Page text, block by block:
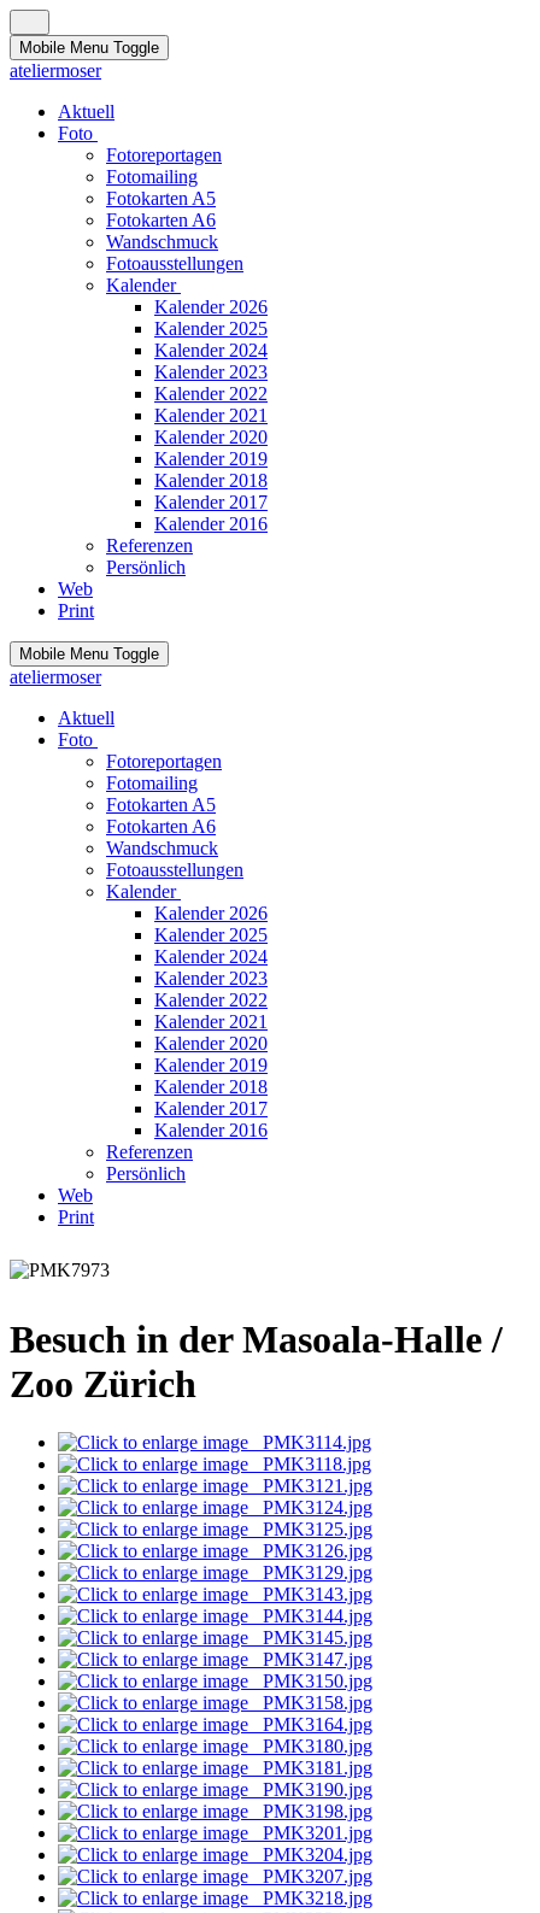
Mobile Menu Toggle
ateliermoser
Aktuell
Foto
Fotoreportagen
Fotomailing
Fotokarten A5
Fotokarten A6
Wandschmuck
Fotoausstellungen
Kalender
Kalender 2026
Kalender 2025
Kalender 2024
Kalender 2023
Kalender 2022
Kalender 2021
Kalender 2020
Kalender 2019
Kalender 2018
Kalender 2017
Kalender 2016
Referenzen
Persönlich
Web
Print
Mobile Menu Toggle
ateliermoser
Aktuell
Foto
Fotoreportagen
Fotomailing
Fotokarten A5
Fotokarten A6
Wandschmuck
Fotoausstellungen
Kalender
Kalender 2026
Kalender 2025
Kalender 2024
Kalender 2023
Kalender 2022
Kalender 2021
Kalender 2020
Kalender 2019
Kalender 2018
Kalender 2017
Kalender 2016
Referenzen
Persönlich
Web
Print
Besuch in der Masoala-Halle /
Zoo Zürich